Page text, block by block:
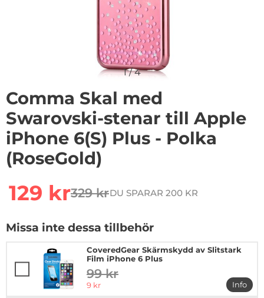
1/4
Comma Skal med
Swarovski-stenar till Apple
iPhone 6(S) Plus - Polka
(RoseGold)
rea pris
129 krtidigare pris
329 krDU SPARAR 200 KR
Missa inte dessa tillbehör
CoveredGear Skärmskydd av Slitstark
Film iPhone 6 Plus
tidigare pris
99 kr
rea pris
9 kr
Info
mer